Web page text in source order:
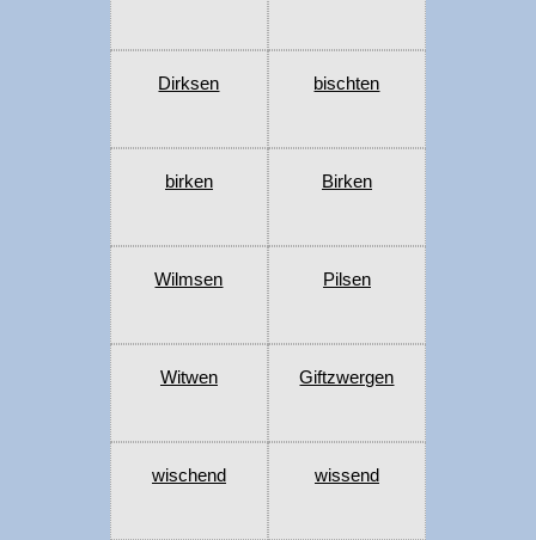
Dirksen bischten
birken Birken
Wilmsen Pilsen
Witwen Giftzwergen
wischend wissend